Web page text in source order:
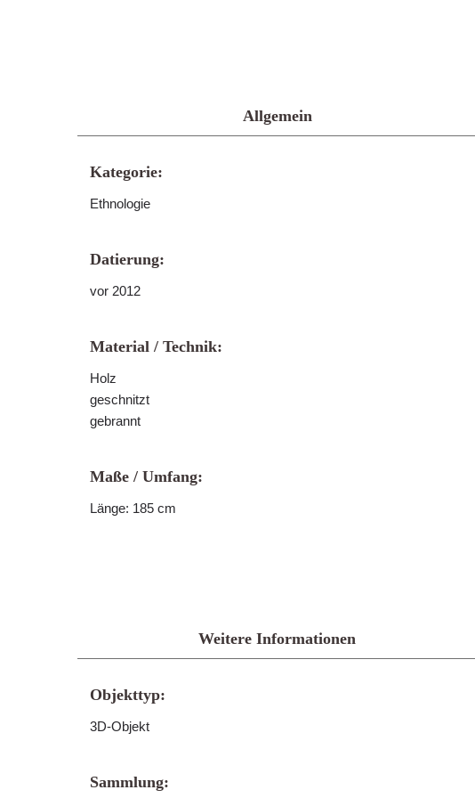
Allgemein
Kategorie:
Ethnologie
Datierung:
vor 2012
Material / Technik:
Holz
geschnitzt
gebrannt
Maße / Umfang:
Länge: 185 cm
Weitere Informationen
Objekttyp:
3D-Objekt
Sammlung: